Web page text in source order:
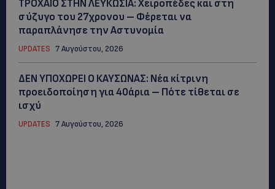
ΤΡΟΧΑΙΟ ΣΤΗΝ ΛΕΥΚΩΣΙΑ: Χειροπέδες και στη
σύζυγο του 27χρονου – Φέρεται να
παραπλάνησε την Αστυνομία
UPDATES 7 Αυγούστου, 2026
ΔΕΝ ΥΠΟΧΩΡΕΙ Ο ΚΑΥΣΩΝΑΣ: Νέα κίτρινη
προειδοποίηση για 40άρια – Πότε τίθεται σε
ισχύ
UPDATES 7 Αυγούστου, 2026